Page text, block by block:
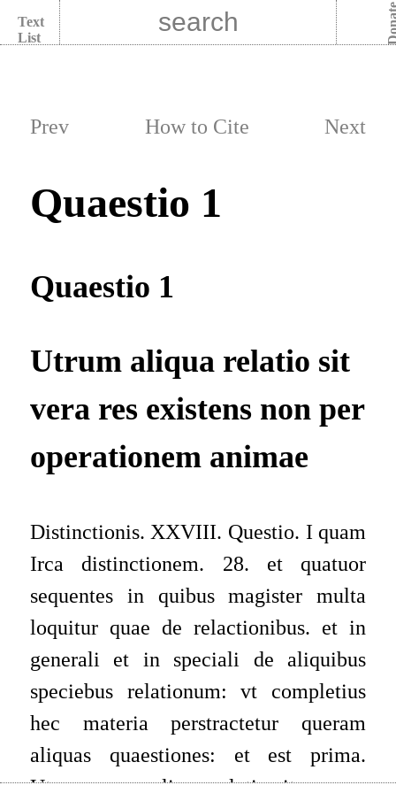
Text
List
Prev How to Cite Next
Quaestio 1
Quaestio 1
Utrum aliqua relatio sit
vera res existens non per
operationem animae
Distinctionis. XXVIII. Questio. I quam
Irca distinctionem. 28. et quatuor
sequentes in quibus magister multa
loquitur quae de relactionibus. et in
generali et in speciali de aliquibus
speciebus relationum: vt completius
hec materia perstractetur queram
aliquas quaestiones: et est prima.
Utrum quaen aliqua relatio sit vna res